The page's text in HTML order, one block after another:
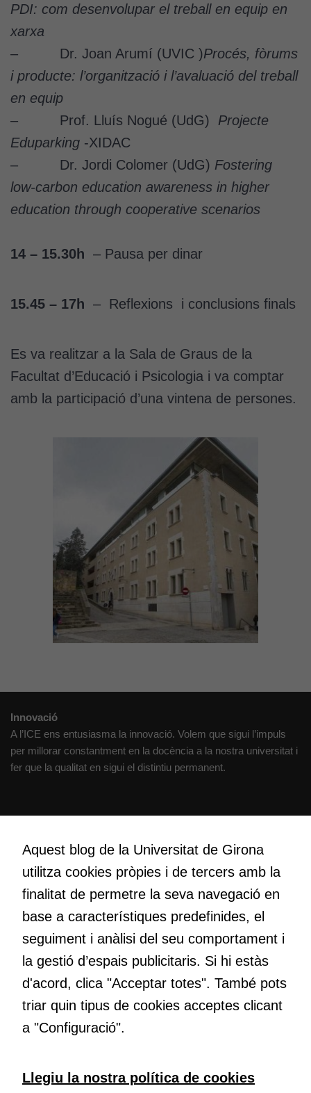
PDI: com desenvolupar el treball en equip en
xarxa
– Dr. Joan Arumí (UVIC )Procés, fòrums
i producte: l’organització i l’avaluació del treball
en equip
– Prof. Lluís Nogué (UdG) Projecte
Eduparking -XIDAC
– Dr. Jordi Colomer (UdG) Fostering
low-carbon education awareness in higher
education through cooperative scenarios
14 – 15.30h – Pausa per dinar
15.45 – 17h – Reflexions i conclusions finals
Es va realitzar a la Sala de Graus de la
Facultat d’Educació i Psicologia i va comptar
amb la participació d’una vintena de persones.
Innovació
A l’ICE ens entusiasma la innovació. Volem que sigui l’impuls
per millorar constantment en la docència a la nostra universitat i
fer que la qualitat en sigui el distintiu permanent.
Volem crear espais de reflexió i de debat, espais on qüestionar-
nos el que estem fent, atrevir-nos a pensar noves i millors
maneres de fer-ho i generar plegats idees innovadores.
Educació
transformació. Volem contribuir a millorar-la impulsant
metodologies docents actives i ambients d’aprenentatge
dinàmics.
Subscriu-te al butlletí
Aquest blog de la Universitat de Girona
utilitza cookies pròpies i de tercers amb la
finalitat de permetre la seva navegació en
base a característiques predefinides, el
seguiment i anàlisi del seu comportament i
la gestió d’espais publicitaris. Si hi estàs
d'acord, clica "Acceptar totes". També pots
triar quin tipus de cookies acceptes clicant
a "Configuració".
Llegiu la nostra política de cookies
tècniques
cookies no
són
necessàries
perquè el
lloc web
funcioni.
Cookies
d'anàlisi
Utilitzem
cookies de
Analytics
per tal que
web, en
funció de
com aquest
Cookies
d'experiència
Per tal que el
nostre lloc web
tingui el millor
possible durant
la vostra visita.
Si rebutgeu
cookies,
del lloc web.